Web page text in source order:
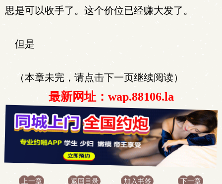
思是可以收手了。这个价位已经赚大发了。
但是
（本章未完，请点击下一页继续阅读）
最新网址：wap.88106.la
上一章 返回目录 加入书签 下一章